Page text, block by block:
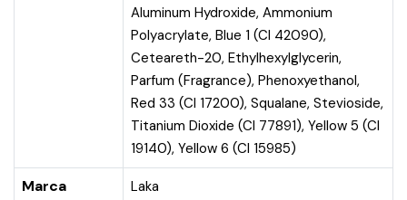
Aluminum Hydroxide, Ammonium
Polyacrylate, Blue 1 (CI 42090),
Ceteareth-20, Ethylhexylglycerin,
Parfum (Fragrance), Phenoxyethanol,
Red 33 (CI 17200), Squalane, Stevioside,
Titanium Dioxide (CI 77891), Yellow 5 (CI
19140), Yellow 6 (CI 15985)
Marca Laka